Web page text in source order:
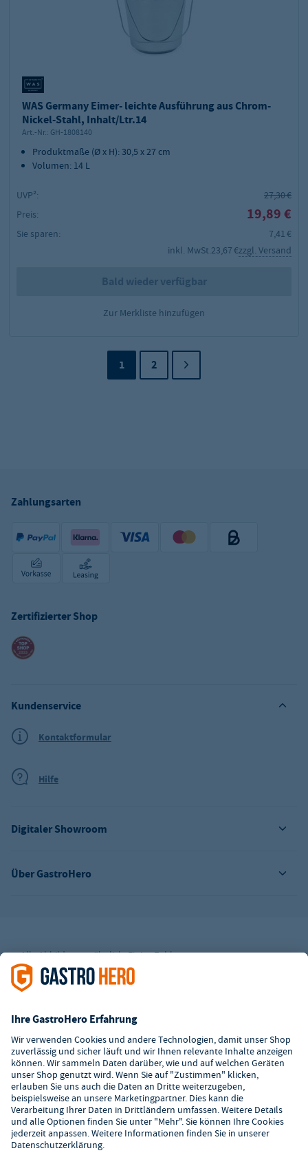
WAS Germany Eimer- leichte Ausführung aus Chrom-
Nickel-Stahl, Inhalt/Ltr.14
Art.-Nr.: GH-1808140
Produktmaße (Ø x H): 30,5 x 27 cm
Volumen: 14 L
UVP²:
27,30 €
Preis:
19,89 €
Sie sparen:
7,41 €
inkl. MwSt.23,67 €zzgl. Versand
Bald wieder verfügbar
Zur Merkliste hinzufügen
1 2
Zahlungsarten
Zertifizierter Shop
Über GastroHero
Digitaler Showroom
Kundenservice
Kontaktformular
Hilfe
Alle Abbildungen ähnlich. Einige Zahlungsarten
könnenZusatzkostenverursachen.
² Unverbindl. Preisempfehlung des Herstellers
i.H.v. 7,90€ (zzgl. Mwst.)
**Die Tiefpreisgarantie ist nicht mit anderen Aktionen oder
Rabatten kombinierbar.